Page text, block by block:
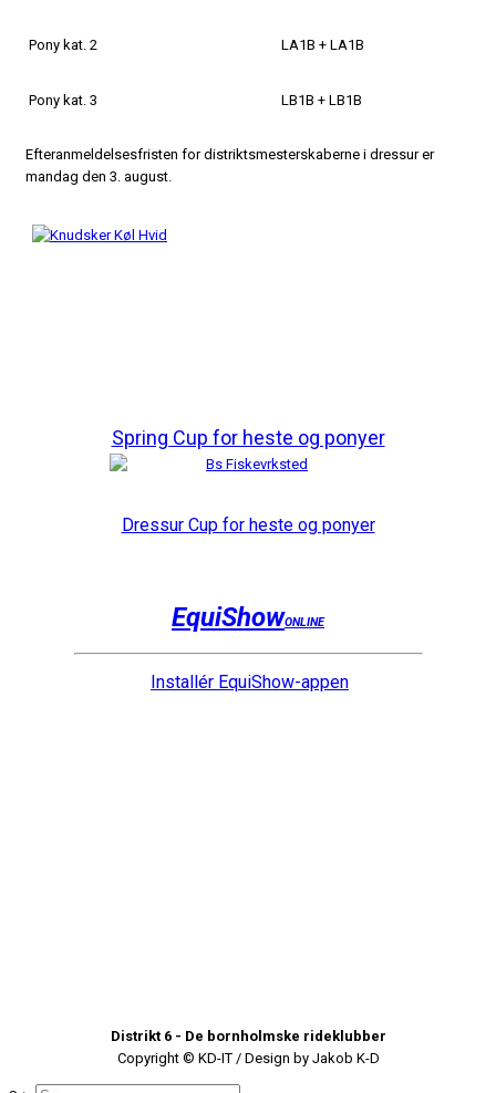
Pony kat. 2 LA1B + LA1B
Pony kat. 3 LB1B + LB1B
Efteranmeldelsesfristen for distriktsmesterskaberne i dressur er
mandag den 3. august.
Spring Cup for heste og ponyer
Dressur Cup for heste og ponyer
EquiShowONLINE
Installér EquiShow-appen
Distrikt 6 - De bornholmske rideklubber
Copyright © KD-IT / Design by Jakob K-D